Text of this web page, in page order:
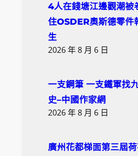
4人在錢塘江邊觀潮被
住OSDER奧斯德零件
生
2026 年 8 月 6 日
一支鋼筆 一支鐵軍找
史–中國作家網
2026 年 8 月 6 日
廣州花都梯面第三屆